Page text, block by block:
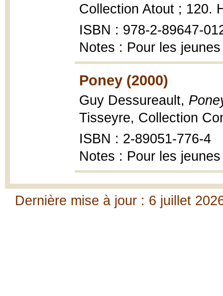
Collection Atout ; 120.
ISBN : 978-2-89647-
Notes : Pour les
Poney (2000)
Guy Dessureault,
Tisseyre, Collection
ISBN : 2-89051-776-4
Notes : Pour les
Dernière mise à jour : 6 juillet